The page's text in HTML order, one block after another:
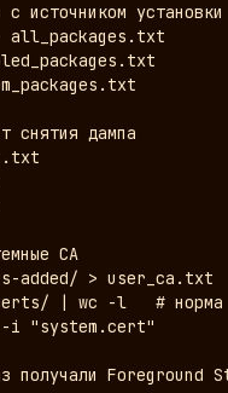
источником
снятия дампа
CA
added/ > user_ca.txt
| wc -l   # норма
i "system.cert"
получали Foreground